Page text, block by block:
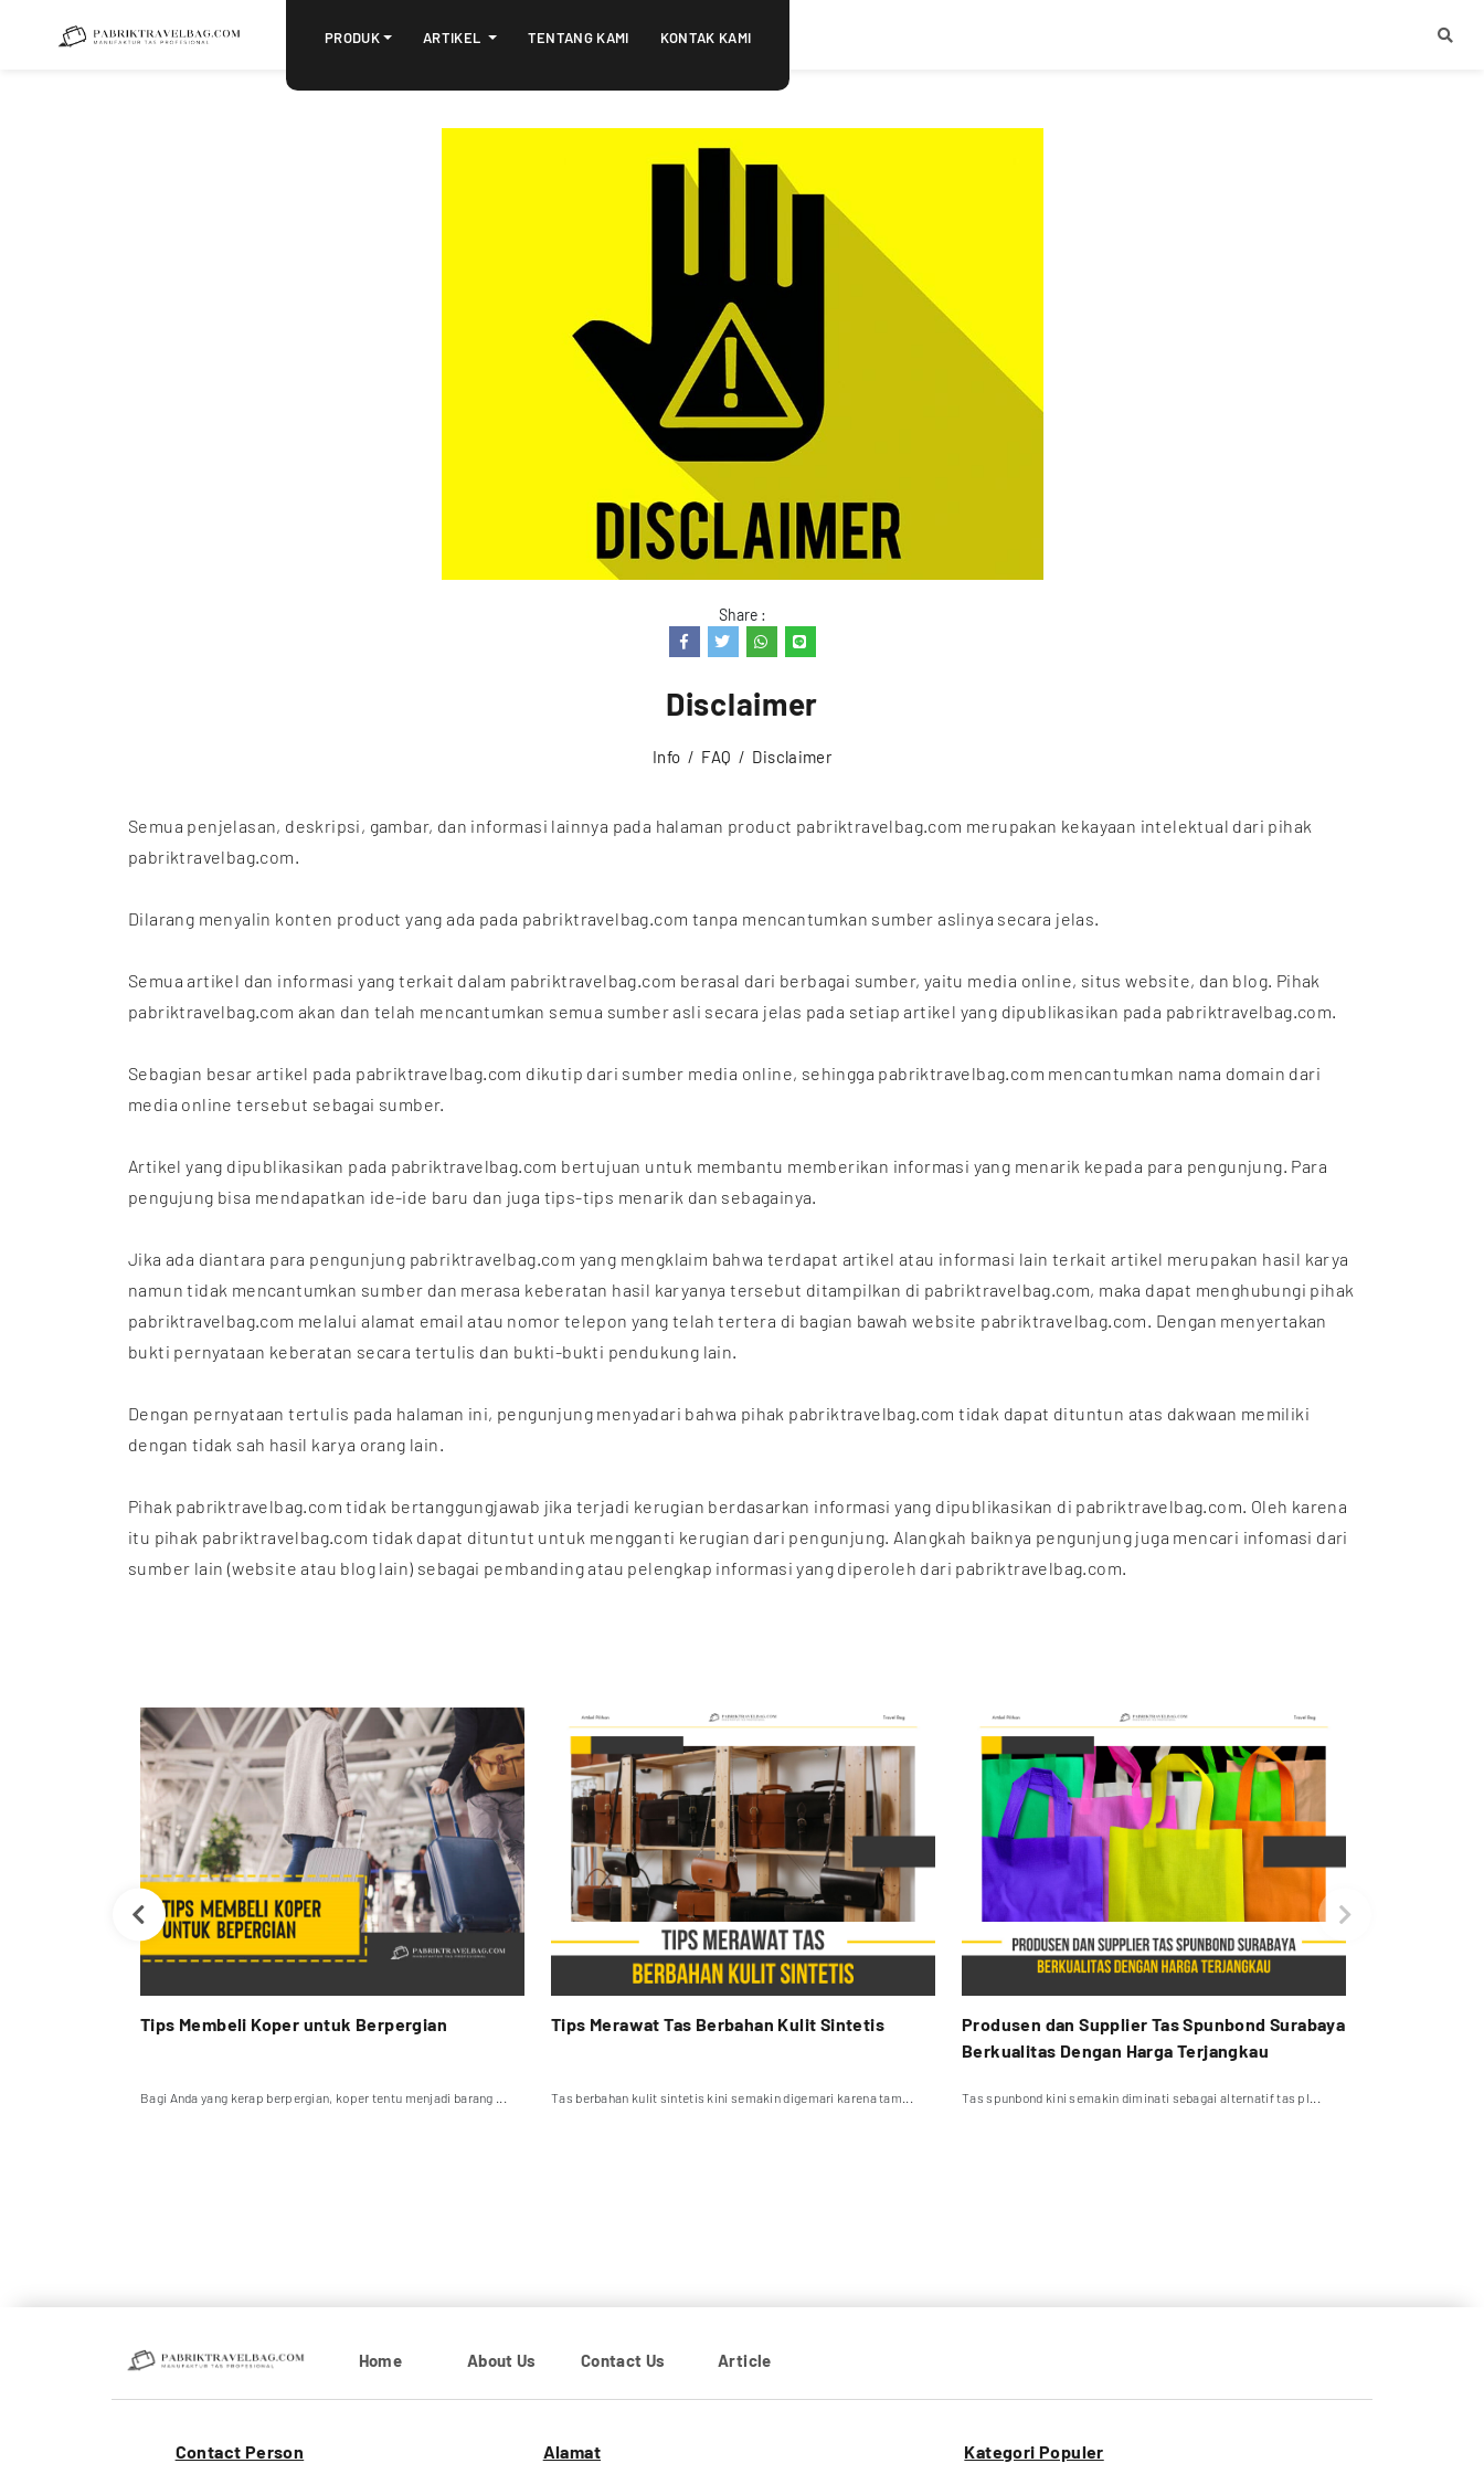
PRODUK ARTIKEL TENTANG KAMI KONTAK KAMI
Share :
Disclaimer
Info FAQ Disclaimer
Semua penjelasan, deskripsi, gambar, dan informasi lainnya pada halaman product pabriktravelbag.com merupakan kekayaan intelektual dari pihak
pabriktravelbag.com.
Dilarang menyalin konten product yang ada pada pabriktravelbag.com tanpa mencantumkan sumber aslinya secara jelas.
Semua artikel dan informasi yang terkait dalam pabriktravelbag.com berasal dari berbagai sumber, yaitu media online, situs website, dan blog. Pihak
pabriktravelbag.com akan dan telah mencantumkan semua sumber asli secara jelas pada setiap artikel yang dipublikasikan pada pabriktravelbag.com.
Sebagian besar artikel pada pabriktravelbag.com dikutip dari sumber media online, sehingga pabriktravelbag.com mencantumkan nama domain dari
media online tersebut sebagai sumber.
Artikel yang dipublikasikan pada pabriktravelbag.com bertujuan untuk membantu memberikan informasi yang menarik kepada para pengunjung. Para
pengujung bisa mendapatkan ide-ide baru dan juga tips-tips menarik dan sebagainya.
Jika ada diantara para pengunjung pabriktravelbag.com yang mengklaim bahwa terdapat artikel atau informasi lain terkait artikel merupakan hasil karya
namun tidak mencantumkan sumber dan merasa keberatan hasil karyanya tersebut ditampilkan di pabriktravelbag.com, maka dapat menghubungi pihak
pabriktravelbag.com melalui alamat email atau nomor telepon yang telah tertera di bagian bawah website pabriktravelbag.com. Dengan menyertakan
bukti pernyataan keberatan secara tertulis dan bukti-bukti pendukung lain.
Dengan pernyataan tertulis pada halaman ini, pengunjung menyadari bahwa pihak pabriktravelbag.com tidak dapat dituntun atas dakwaan memiliki
dengan tidak sah hasil karya orang lain.
Pihak pabriktravelbag.com tidak bertanggungjawab jika terjadi kerugian berdasarkan informasi yang dipublikasikan di pabriktravelbag.com. Oleh karena
itu pihak pabriktravelbag.com tidak dapat dituntut untuk mengganti kerugian dari pengunjung. Alangkah baiknya pengunjung juga mencari infomasi dari
sumber lain (website atau blog lain) sebagai pembanding atau pelengkap informasi yang diperoleh dari pabriktravelbag.com.
Tips Membeli Koper untuk Berpergian
Bagi Anda yang kerap berpergian, koper tentu menjadi barang ...
Tips Merawat Tas Berbahan Kulit Sintetis
Tas berbahan kulit sintetis kini semakin digemari karena tam...
Produsen dan Supplier Tas Spunbond Surabaya
Berkualitas Dengan Harga Terjangkau
Tas spunbond kini semakin diminati sebagai alternatif tas pl...
Home About Us Contact Us Article
Contact Person Alamat Kategori Populer